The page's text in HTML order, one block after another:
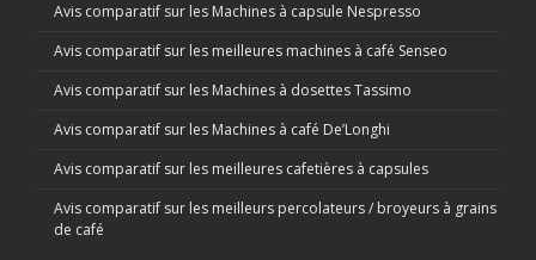
Avis comparatif sur les Machines à capsule Nespresso
Avis comparatif sur les meilleures machines à café Senseo
Avis comparatif sur les Machines à dosettes Tassimo
Avis comparatif sur les Machines à café De’Longhi
Avis comparatif sur les meilleures cafetières à capsules
Avis comparatif sur les meilleurs percolateurs / broyeurs à grains
de café